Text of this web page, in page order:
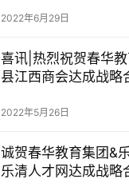
2022年6月29日
喜讯|热烈祝贺春华
县江西商会达成战略
2022年5月26日
诚贺春华教育集团&
乐清人才网达成战略